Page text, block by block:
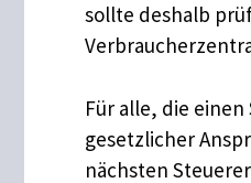
sollte deshalb
Für alle, die
gesetzlicher
nächsten